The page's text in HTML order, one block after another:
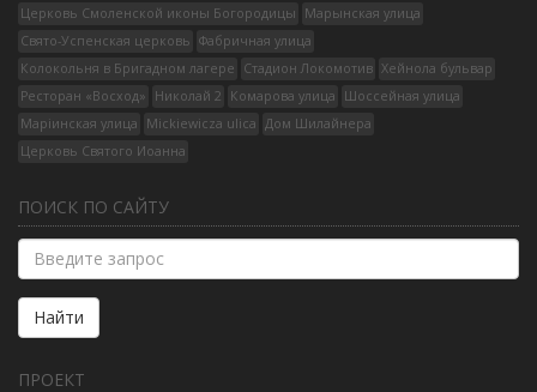
Церковь Смоленской иконы Богородицы
Марынская улица
Свято-Успенская церковь Фабричная улица
Колокольня в Бригадном лагере
Стадион Локомотив Хейнола бульвар
Ресторан «Восход»
Николай 2 Комарова улица
Шоссейная улица
Марiинская улица
Mickiewicza ulica
Дом Шилайнера
Церковь Святого Иоанна
ПОИСК ПО САЙТУ
Найти
ПРОЕКТ